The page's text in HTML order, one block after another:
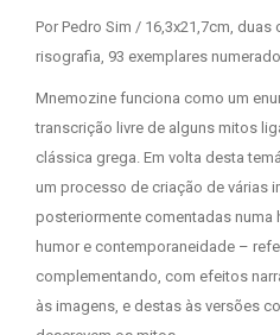
Por Pedro Sim / 16,3x21,7cm,
risografia, 93 exemplares
Mnemozine funciona como um
transcrição livre de alguns mitos
clássica grega. Em volta desta
um processo de criação de várias
posteriormente comentadas numa
humor e contemporaneidade –
complementando, com efeitos
às imagens, e destas às versões